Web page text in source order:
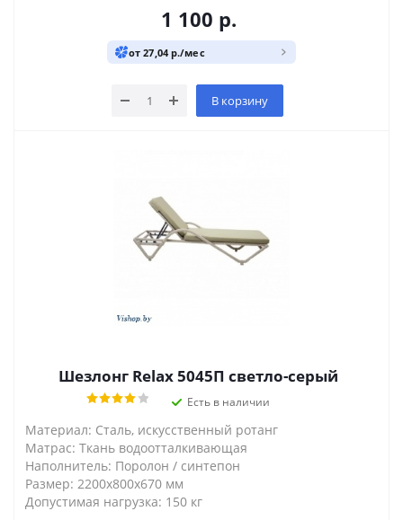
1 100 р.
от 27,04 р./мес
В корзину
Шезлонг Relax 5045П светло-серый
Есть в наличии
Материал: Сталь, искусственный ротанг
Матрас: Ткань водоотталкивающая
Наполнитель: Поролон / синтепон
Размер: 2200х800х670 мм
Допустимая нагрузка: 150 кг